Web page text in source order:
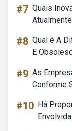
#7 Quais
#8 Qual é A
E
#9 As
Conforme
#10 Há